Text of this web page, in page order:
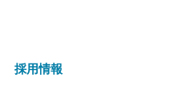
採用情報